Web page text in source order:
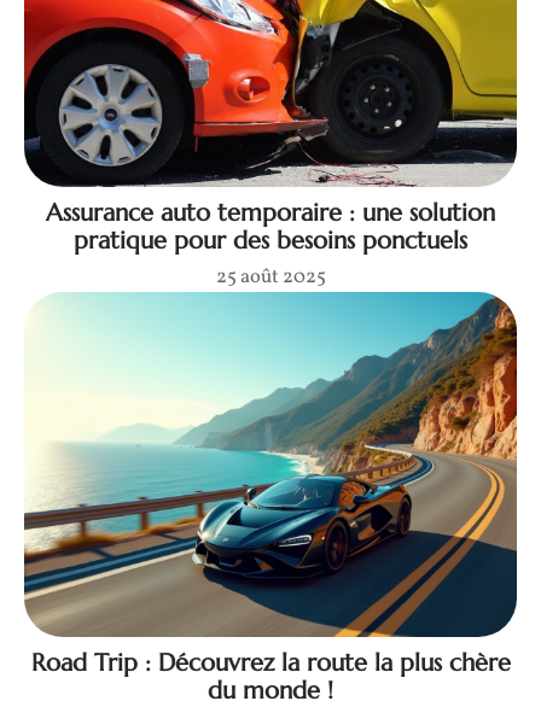
Assurance auto temporaire : une solution
pratique pour des besoins ponctuels
25 août 2025
Road Trip : Découvrez la route la plus chère
du monde !